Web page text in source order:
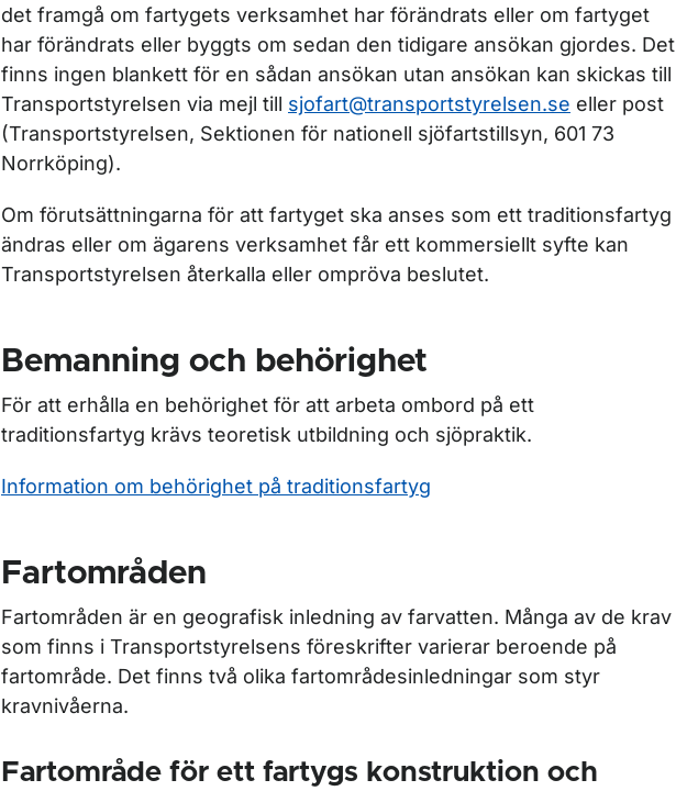
det framgå om fartygets verksamhet har förändrats eller om fartyget
har förändrats eller byggts om sedan den tidigare ansökan gjordes. Det
finns ingen blankett för en sådan ansökan utan ansökan kan skickas till
Transportstyrelsen via mejl till sjofart@transportstyrelsen.se eller post
(Transportstyrelsen, Sektionen för nationell sjöfartstillsyn, 601 73
Norrköping).
Om förutsättningarna för att fartyget ska anses som ett traditionsfartyg
ändras eller om ägarens verksamhet får ett kommersiellt syfte kan
Transportstyrelsen återkalla eller ompröva beslutet.
Bemanning och behörighet
För att erhålla en behörighet för att arbeta ombord på ett
traditionsfartyg krävs teoretisk utbildning och sjöpraktik.
Information om behörighet på traditionsfartyg
Fartområden
Fartområden är en geografisk inledning av farvatten. Många av de krav
som finns i Transportstyrelsens föreskrifter varierar beroende på
fartområde. Det finns två olika fartområdesinledningar som styr
kravnivåerna.
Fartområde för ett fartygs konstruktion och